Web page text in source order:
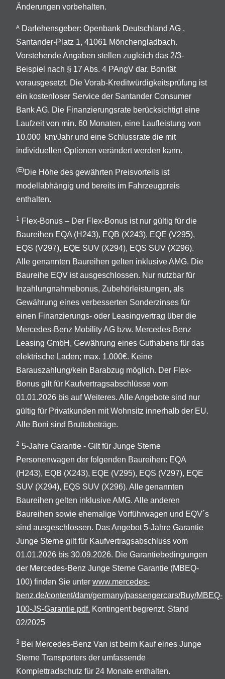
Änderungen vorbehalten.
A
Darlehensgeber: Openbank Deutschland AG ,
Santander-Platz 1, 41061 Mönchengladbach.
Vorstehende Angaben stellen zugleich das 2/3-
Beispiel nach § 17 Abs. 4 PAngV dar. Bonität
vorausgesetzt. Die Vorab-Kreditwürdigkeitsprüfung ist
ein kostenloser Service der Santander Consumer
Bank AG. Die Finanzierungsrate berücksichtigt eine
Laufzeit von min. 60 Monaten, eine Laufleistung von
10.000 km/Jahr und eine Schlussrate die mit
individuellen Optionen verändert werden kann.
(E)Die Höhe des gewährten Preisvorteils ist
modellabhängig und bereits im Fahrzeugpreis
enthalten.
1 Flex-Bonus – Der Flex-Bonus ist nur gültig für die
Baureihen EQA (H243), EQB (X243), EQE (V295),
EQS (V297), EQE SUV (X294), EQS SUV (X296).
Alle genannten Baureihen gelten inklusive AMG. Die
Baureihe EQV ist ausgeschlossen. Nur nutzbar für
Inzahlungnahmebonus, Zubehörleistungen, als
Gewährung eines verbesserten Sonderzinses für
einen Finanzierungs- oder Leasingvertrag über die
Mercedes-Benz Mobility AG bzw. Mercedes-Benz
Leasing GmbH, Gewährung eines Guthabens für das
elektrische Laden; max. 1.000€. Keine
Barauszahlung/kein Barabzug möglich. Der Flex-
Bonus gilt für Kaufvertragsabschlüsse vom
01.01.2026 bis auf Weiteres. Alle Angebote sind nur
gültig für Privatkunden mit Wohnsitz innerhalb der EU.
Alle Boni sind Bruttobeträge.
2 5-Jahre Garantie - Gilt für Junge Sterne
Personenwagen der folgenden Baureihen: EQA
(H243), EQB (X243), EQE (V295), EQS (V297), EQE
SUV (X294), EQS SUV (X296). Alle genannten
Baureihen gelten inklusive AMG. Alle anderen
Baureihen sowie ehemalige Vorführwagen und EQV´s
sind ausgeschlossen. Das Angebot 5-Jahre Garantie
Junge Sterne gilt für Kaufvertragsabschluss vom
01.01.2026 bis 30.09.2026. Die Garantiebedingungen
der Mercedes-Benz Junge Sterne Garantie (MBEQ-
100) finden Sie unter www.mercedes-
benz.de/content/dam/germany/passengercars/Buy/MBEQ-
100-JS-Garantie.pdf. Kontingent begrenzt. Stand
02/2025
3 Bei Mercedes-Benz Van ist beim Kauf eines Junge
Sterne Transporters der umfassende
Komplettradschutz für 24 Monate enthalten.